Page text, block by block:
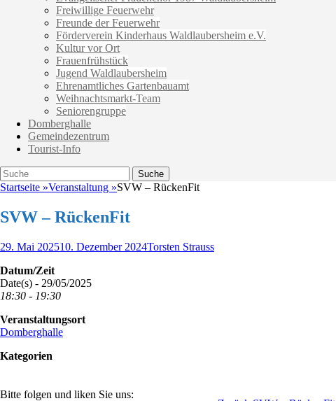
Freiwillige Feuerwehr
Freunde der Feuerwehr
Förderverein Kinderhaus Waldlaubersheim e.V.
Kultur vor Ort
Frauenfrühstück
Jugend Waldlaubersheim
Ehrenamtliches Gartenbauamt
Weihnachtsmarkt-Team
Seniorengruppe
Domberghalle
Gemeindezentrum
Tourist-Info
Suche
Suche
nach:
Startseite »Veranstaltung »SVW – RückenFit
SVW – RückenFit
Veröffentlicht
29. Mai 202510. Dezember 2024Autor
Torsten Strauss
Datum/Zeit
Date(s) - 29/05/2025
18:30 - 19:30
Veranstaltungsort
Domberghalle
Kategorien
Bitte folgen und liken Sie uns: